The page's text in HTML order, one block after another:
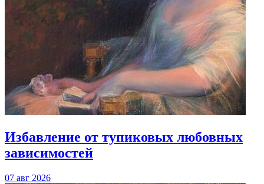
Избавление от тупиковых любовных
зависимостей
07 авг 2026